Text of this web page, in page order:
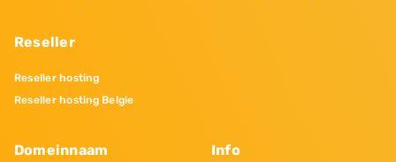
Reseller
Reseller hosting
Reseller hosting Belgie
Domeinnaam Info